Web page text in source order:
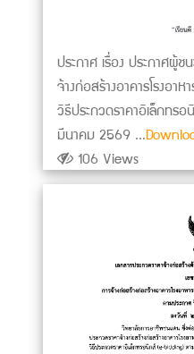
ประกาศ เรื่อง ประกาศผู้ช
จ้างก่อสร้างอาคารโรงอา
วิธีประกวดราคาอิเล็กท
มีนาคม 2569 ...
106 Views